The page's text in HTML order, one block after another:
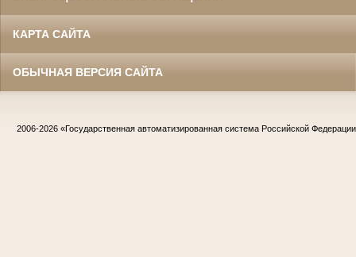
КАРТА САЙТА
ОБЫЧНАЯ ВЕРСИЯ САЙТА
2006-2026 «Государственная автоматизированная система Российской